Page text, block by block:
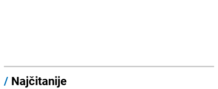
/ Najčitanije